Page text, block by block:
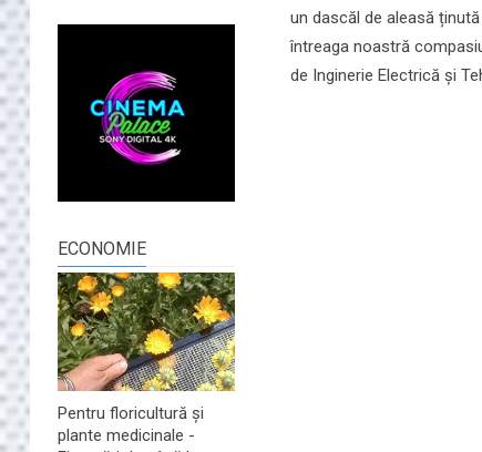
ECONOMIE
Pentru floricultură și
plante medicinale -
un dascăl de aleasă
întreaga noastră
de Inginerie Electrică și